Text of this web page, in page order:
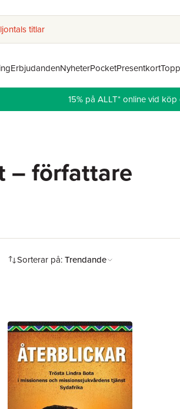
titlar
ErbjudandenNyheterPocketPresentkort
15% på ALLT* online vid
– författare
Sorterar på:Trendande